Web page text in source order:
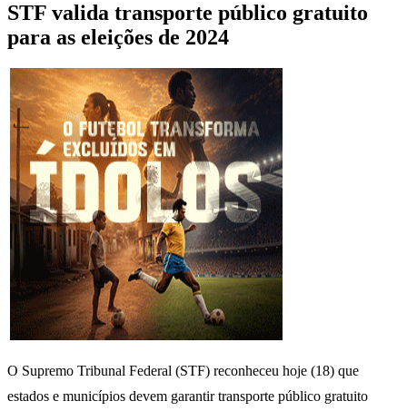
STF valida transporte público gratuito
para as eleições de 2024
O Supremo Tribunal Federal (STF) reconheceu hoje (18) que
estados e municípios devem garantir transporte público gratuito